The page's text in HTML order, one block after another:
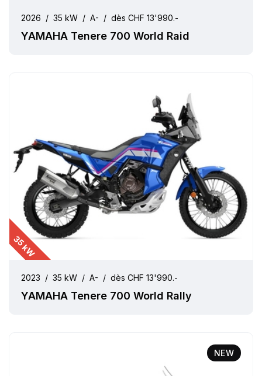
2026 / 35 kW / A- / dès CHF 13'990.-
YAMAHA Tenere 700 World Raid
35 kW
2023 / 35 kW / A- / dès CHF 13'990.-
YAMAHA Tenere 700 World Rally
NEW